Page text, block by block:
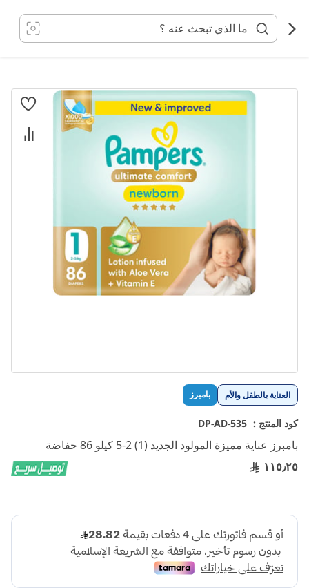
المحتوى
العناية بالطفل والأم بامبرز
كود المنتج : DP-AD-535
بامبرز عناية مميزة المولود الجديد (1) 2-5 كيلو 86 حفاضة
١١٥٫٢٥
انتقل
تخطي
إلى
بداية
معرض
الصور